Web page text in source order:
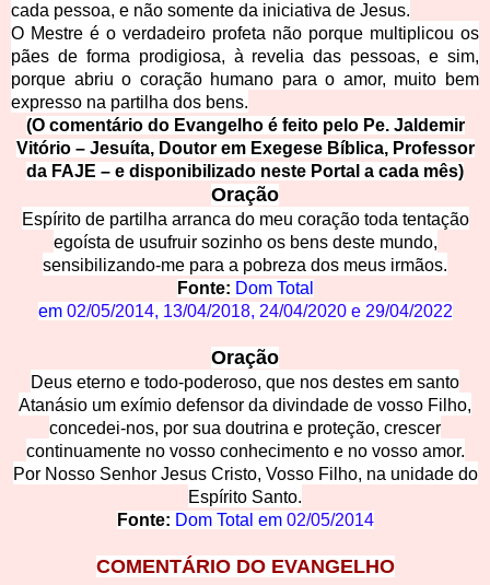
cada pessoa, e não somente da iniciativa de Jesus.
O Mestre é o verdadeiro profeta não porque multiplicou os
pães de forma prodigiosa, à revelia das pessoas, e sim,
porque abriu o coração humano para o amor, muito bem
expresso na partilha dos bens.
(O comentário do Evangelho é feito pelo Pe. Jaldemir
Vitório – Jesuíta, Doutor em Exegese Bíblica, Professor
da FAJE – e disponibilizado neste Portal a cada mês)
Oração
Espírito de partilha arranca do meu coração toda tentação
egoísta de usufruir sozinho os bens deste mundo,
sensibilizando-me para a pobreza dos meus irmãos.
Fonte: Dom Total
em 02/05/2014, 13/04/2018, 24/04/2020 e 29/04/2022
Oração
Deus eterno e todo-poderoso, que nos destes em santo
Atanásio um exímio defensor da divindade de vosso Filho,
concedei-nos, por sua doutrina e proteção, crescer
continuamente no vosso conhecimento e no vosso amor.
Por Nosso Senhor Jesus Cristo, Vosso Filho, na unidade do
Espírito Santo.
Fonte: Dom Total em 02/05/2014
COMENTÁRIO DO EVANGELHO